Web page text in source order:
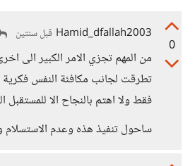
0
Hamid_dfallah2003 قبل سنتين
من المهم تجزي الامر الكبير الى
تطرقت لجانب مكافئة النفس
فقط ولا اهتم بالنجاح الا للمستقبل
ساحول تنفيذ هذه وعدم الاستسلام